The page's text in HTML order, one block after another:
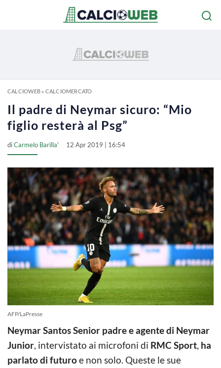
CALCIOWEB» CALCIOMERCATO
Il padre di Neymar sicuro: “Mio
figlio resterà al Psg”
diCarmelo Barilla' 12 Apr 2019 | 16:54
AFP/LaPresse
Neymar Santos Senior padre e agente di Neymar
Junior, intervistato ai microfoni di RMC Sport, ha
parlato di futuroe non solo. Queste le sue